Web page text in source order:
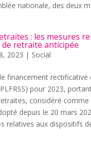
nationale, des deux
: les mesures
retraite anticipée
2023 | Social
financement rectificative
pour 2023,
considéré comme
depuis le 20 mars
relatives aux dispositifs